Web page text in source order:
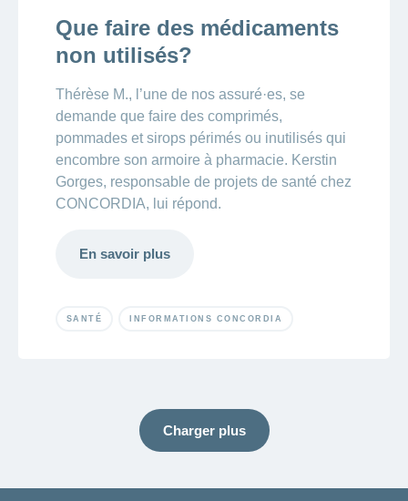
Que faire des médicaments
non utilisés?
Thérèse M., l’une de nos assuré·es, se
demande que faire des comprimés,
pommades et sirops périmés ou inutilisés qui
encombre son armoire à pharmacie. Kerstin
Gorges, responsable de projets de santé chez
CONCORDIA, lui répond.
En savoir plus
SANTÉ INFORMATIONS CONCORDIA
Charger plus